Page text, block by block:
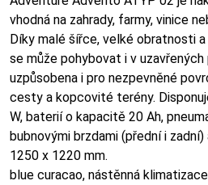
vhodná na zahrady, farmy, vinice
Díky malé šířce, velké obratnosti
se může pohybovat i v
uzpůsobena i pro nezpevněné
cesty a kopcovité terény.
W, baterií o kapacitě 20 Ah,
bubnovými brzdami (přední i
1250 x 1220 mm.
blue curacao, nástěnná